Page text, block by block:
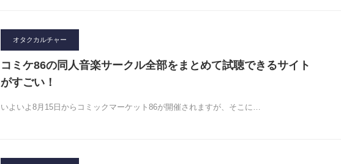
オタクカルチャー
コミケ86の同人音楽サークル全部をまとめて試聴できるサイト
がすごい！
いよいよ8月15日からコミックマーケット86が開催されますが、そこに…